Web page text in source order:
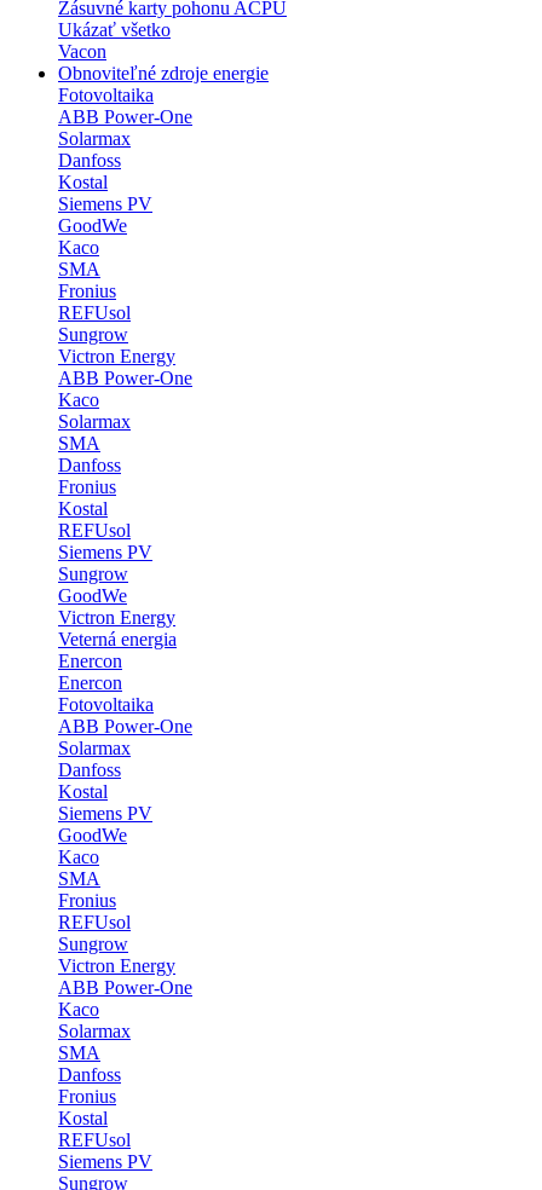
Zásuvné karty pohonu ACPU
Ukázať všetko
Vacon
Obnoviteľné zdroje energie
Fotovoltaika
ABB Power-One
Solarmax
Danfoss
Kostal
Siemens PV
GoodWe
Kaco
SMA
Fronius
REFUsol
Sungrow
Victron Energy
ABB Power-One
Kaco
Solarmax
SMA
Danfoss
Fronius
Kostal
REFUsol
Siemens PV
Sungrow
GoodWe
Victron Energy
Veterná energia
Enercon
Enercon
Fotovoltaika
ABB Power-One
Solarmax
Danfoss
Kostal
Siemens PV
GoodWe
Kaco
SMA
Fronius
REFUsol
Sungrow
Victron Energy
ABB Power-One
Kaco
Solarmax
SMA
Danfoss
Fronius
Kostal
REFUsol
Siemens PV
Sungrow